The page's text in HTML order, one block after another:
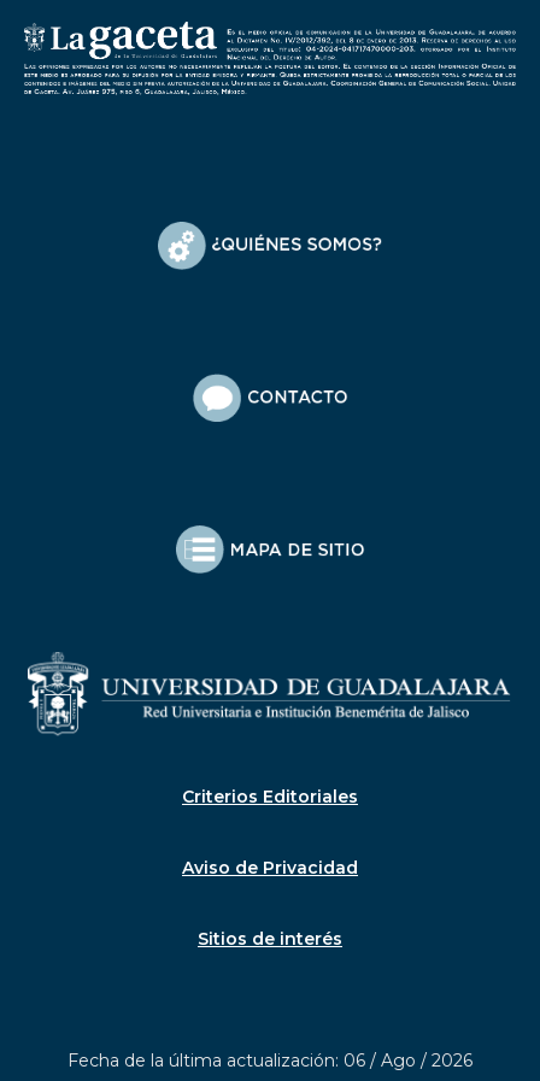
Criterios Editoriales
Aviso de Privacidad
Sitios de interés
Fecha de la última actualización: 06 / Ago / 2026